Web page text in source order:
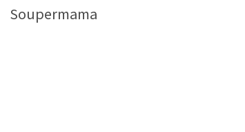
Soupermama